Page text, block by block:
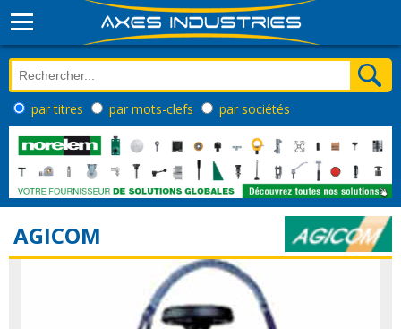
par titres par mots-clefs par sociétés
AGICOM